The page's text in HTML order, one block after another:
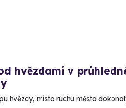
hvězdami v
hvězdy, místo ruchu města